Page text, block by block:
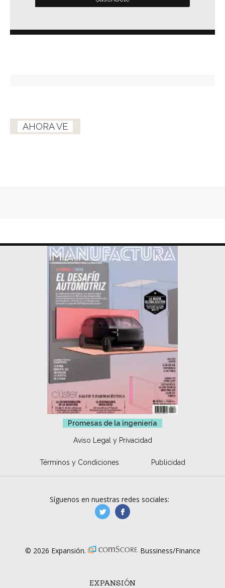
AHORA VE
Promesas de la ingeniería
Aviso Legal y Privacidad
Términos y Condiciones Publicidad
EXPANSIÓN
Síguenos en nuestras redes sociales:
manufacturaGE
© 2026 Expansión. Bussiness/Finance